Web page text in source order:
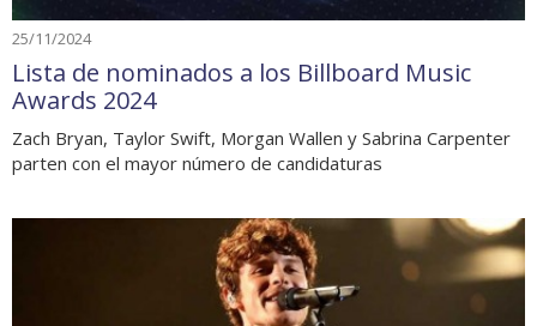
25/11/2024
Lista de nominados a los Billboard Music
Awards 2024
Zach Bryan, Taylor Swift, Morgan Wallen y Sabrina Carpenter
parten con el mayor número de candidaturas